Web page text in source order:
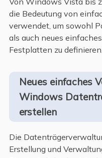
die Bedeutung von
verwendet, um sowohl
als auch neues
Festplatten zu definieren.
Neues einfaches
Windows
erstellen
Die
Erstellung und